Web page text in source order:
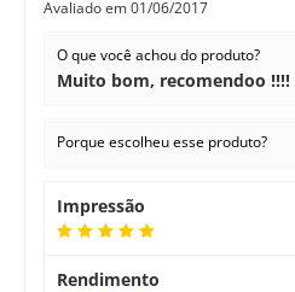
Avaliado em01/06/2017
O que você achou do produto?
Muito bom, recomendoo !!!!
Porque escolheu esse produto?
Impressão
Rendimento